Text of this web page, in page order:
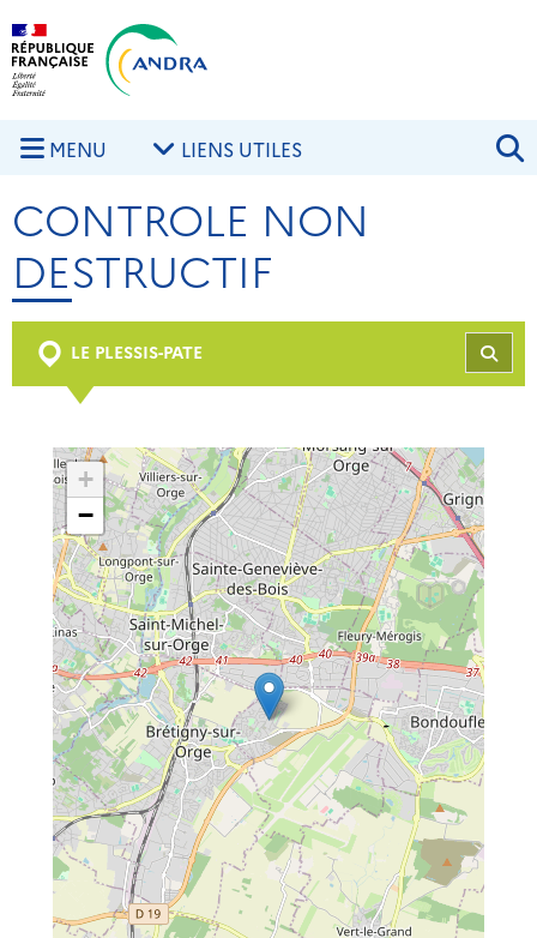
Aller au contenu principal
MENU LIENS UTILES
CONTROLE NON
DESTRUCTIF
LE PLESSIS-PATE
+
−